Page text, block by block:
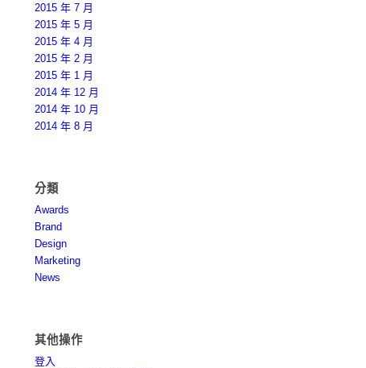
2015 年 7 月
2015 年 5 月
2015 年 4 月
2015 年 2 月
2015 年 1 月
2014 年 12 月
2014 年 10 月
2014 年 8 月
分類
Awards
Brand
Design
Marketing
News
其他操作
登入